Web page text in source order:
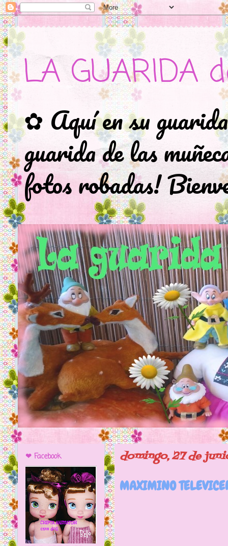
LA GUARIDA
✿ Aquí en su
guarida de las
fotos robadas!
domingo, 27 de
MAXIMINO
❤ Facebook